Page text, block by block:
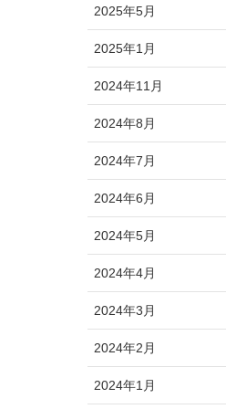
2025年5月
2025年1月
2024年11月
2024年8月
2024年7月
2024年6月
2024年5月
2024年4月
2024年3月
2024年2月
2024年1月